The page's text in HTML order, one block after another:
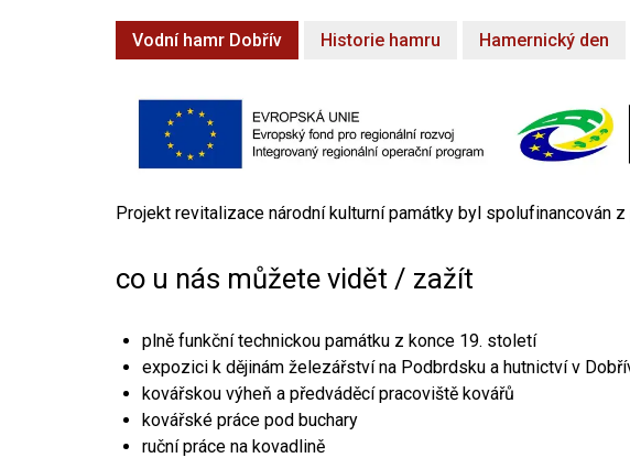
Vodní hamr Dobřív Historie hamru Hamernický den
Projekt revitalizace národní kulturní památky byl spolufinancován
co u nás můžete vidět / zažít
plně funkční technickou památku z konce 19. století
expozici k dějinám železářství na Podbrdsku a hutnictví v
kovářskou výheň a předváděcí pracoviště kovářů
kovářské práce pod buchary
ruční práce na kovadlině